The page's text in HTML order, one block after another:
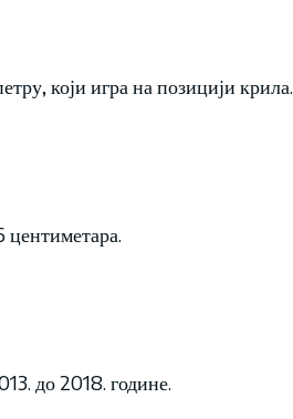
који игра на позицији крила.
центиметара.
до 2018. године.